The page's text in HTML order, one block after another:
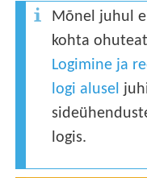
Mõnel juhul
kohta
Logimine ja
logi alusel
logis.